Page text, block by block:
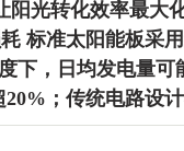
光转化效率最大
标准太阳能板采
下，日均发电量
；传统电路设